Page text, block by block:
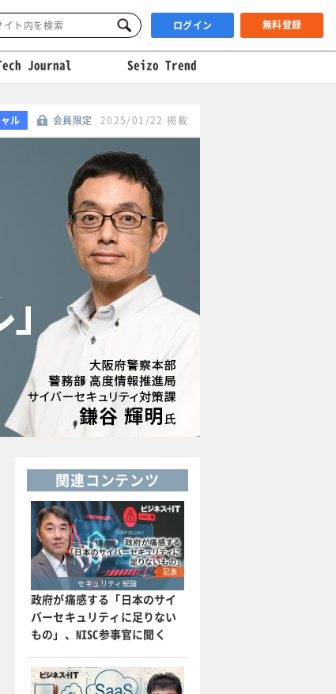
ログイン 無料登録
Journal Seizo Trend
ル 会員限定 2025/01/22 掲載
関連コンテンツ
記事
セキュリティ総論
政府が痛感する「日本のサイ
バーセキュリティに足りない
もの」、NISC参事官に聞く